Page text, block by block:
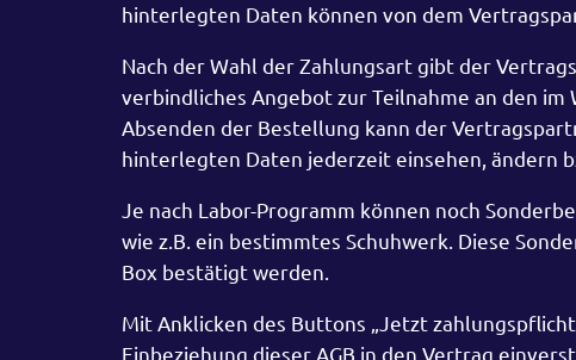
hinterlegten Daten können von dem
Nach der Wahl der Zahlungsart gibt der
verbindliches Angebot zur Teilnahme an den
Absenden der Bestellung kann der
hinterlegten Daten jederzeit einsehen, ändern
Je nach Labor-Programm können noch
wie z.B. ein bestimmtes Schuhwerk. Diese
Box bestätigt werden.
Mit Anklicken des Buttons „Jetzt
Einbeziehung dieser AGB in den Vertrag